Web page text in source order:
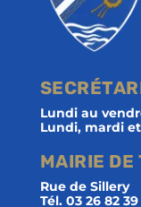
Lundi au
Lundi, mardi et
MAIRIE DE
Rue de Sillery
Tél. 03 26 82 39